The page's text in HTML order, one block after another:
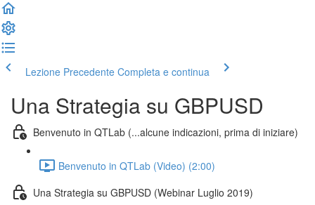
Lezione Precedente Completa e continua
Una Strategia su GBPUSD
Benvenuto in QTLab (...alcune indicazioni, prima di iniziare)
Benvenuto in QTLab (Video) (2:00)
Una Strategia su GBPUSD (Webinar Luglio 2019)